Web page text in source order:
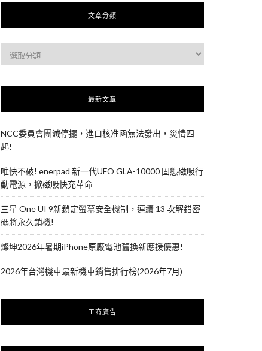
文章分類
最新文章
NCC委員會團滅停擺，進口核准函無法發出，災情四
起!
唯快不破! enerpad 新一代UFO GLA-10000 固態磁吸行
動電源，掀磁吸快充革命
三星 One UI 9新鎖定螢幕安全機制，連續 13 次解錯密
碼將永久鎖機!
燦坤2026年暑期iPhone原廠電池舊換新應援優惠!
2026年台灣機車最新機車銷售排行榜(2026年7月)
工商廣告